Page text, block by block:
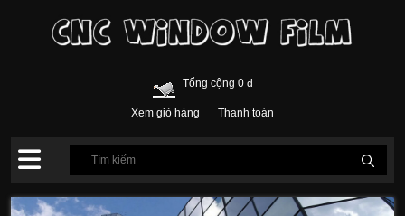
Tổng cộng 0 đ
Xem giỏ hàng Thanh toán